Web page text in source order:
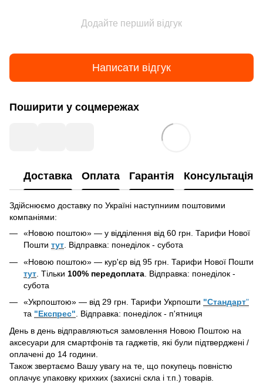
Додайте перший відгук
Написати відгук
Поширити у соцмережах
Доставка Оплата Гарантія Консультація
Здійснюємо доставку по Україні наступниим поштовими
компаніями:
«Новою поштою» — у відділення від 60 грн. Тарифи Нової
Пошти тут. Відправка: понеділок - субота
«Новою поштою» — кур'єр від 95 грн. Тарифи Нової Пошти
тут . Тільки 100% передоплата . Відправка: понеділок -
субота
«Укрпоштою» — від 29 грн. Тарифи Укрпошти "Стандарт"
та "Експрес" . Відправка: понеділок - п'ятниця
День в день відправляються замовлення Новою Поштою на
аксесуари для смартфонів та гаджетів, які були підтверджені /
оплачені до 14 години.
Також звертаємо Вашу увагу на те, що покупець повністю
оплачує упаковку крихких (захисні скла і т.п.) товарів.